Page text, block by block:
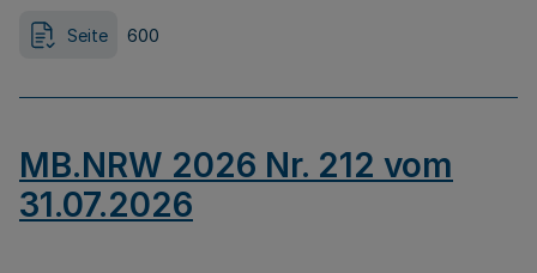
Seite 600
MB.NRW 2026 Nr. 212 vom
31.07.2026